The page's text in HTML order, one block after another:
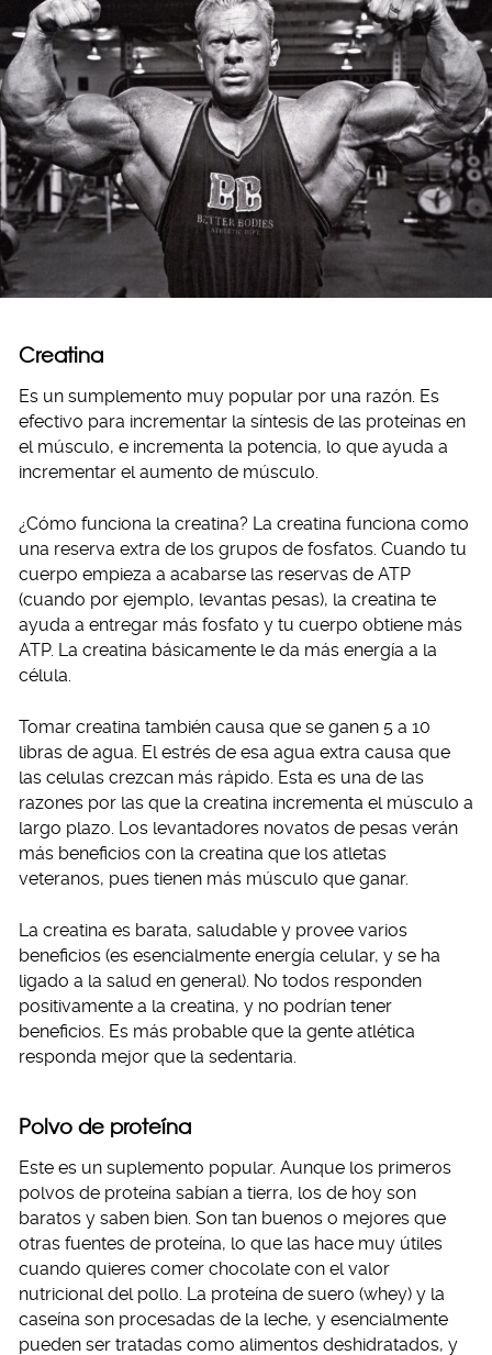
Creatina
Es un sumplemento muy popular por una razón. Es
efectivo para incrementar la síntesis de las proteínas en
el músculo, e incrementa la potencia, lo que ayuda a
incrementar el aumento de músculo.
¿Cómo funciona la creatina? La creatina funciona como
una reserva extra de los grupos de fosfatos. Cuando tu
cuerpo empieza a acabarse las reservas de ATP
(cuando por ejemplo, levantas pesas), la creatina te
ayuda a entregar más fosfato y tu cuerpo obtiene más
ATP. La creatina básicamente le da más energía a la
célula.
Tomar creatina también causa que se ganen 5 a 10
libras de agua. El estrés de esa agua extra causa que
las celulas crezcan más rápido. Esta es una de las
razones por las que la creatina incrementa el músculo a
largo plazo. Los levantadores novatos de pesas verán
más beneficios con la creatina que los atletas
veteranos, pues tienen más músculo que ganar.
La creatina es barata, saludable y provee varios
beneficios (es esencialmente energía celular, y se ha
ligado a la salud en general). No todos responden
positivamente a la creatina, y no podrían tener
beneficios. Es más probable que la gente atlética
responda mejor que la sedentaria.
Polvo de proteína
Este es un suplemento popular. Aunque los primeros
polvos de proteína sabían a tierra, los de hoy son
baratos y saben bien. Son tan buenos o mejores que
otras fuentes de proteína, lo que las hace muy útiles
cuando quieres comer chocolate con el valor
nutricional del pollo. La proteína de suero (whey) y la
caseína son procesadas de la leche, y esencialmente
pueden ser tratadas como alimentos deshidratados, y